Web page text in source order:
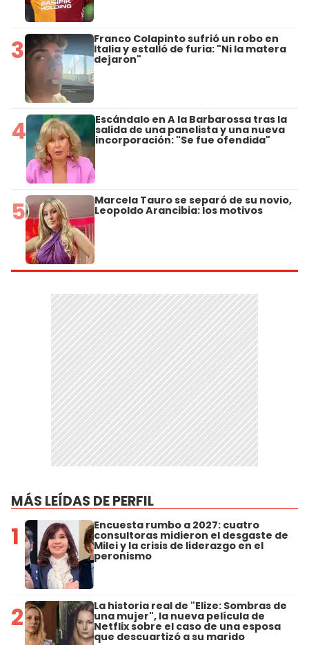
3 Franco Colapinto sufrió un robo en
Italia y estalló de furia: "Ni la matera
dejaron"
4 Escándalo en A la Barbarossa tras la
salida de una panelista y una nueva
incorporación: "Se fue ofendida"
5 Marcela Tauro se separó de su novio,
Leopoldo Arancibia: los motivos
MÁS LEÍDAS DE PERFIL
1 Encuesta rumbo a 2027: cuatro
consultoras midieron el desgaste de
Milei y la crisis de liderazgo en el
peronismo
2 La historia real de "Elize: Sombras de
una mujer", la nueva película de
Netflix sobre el caso de una esposa
que descuartizó a su marido